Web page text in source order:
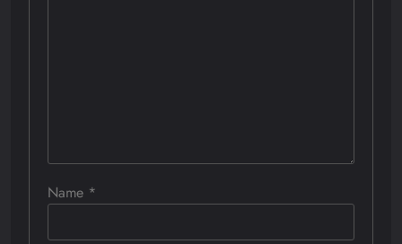
Name *